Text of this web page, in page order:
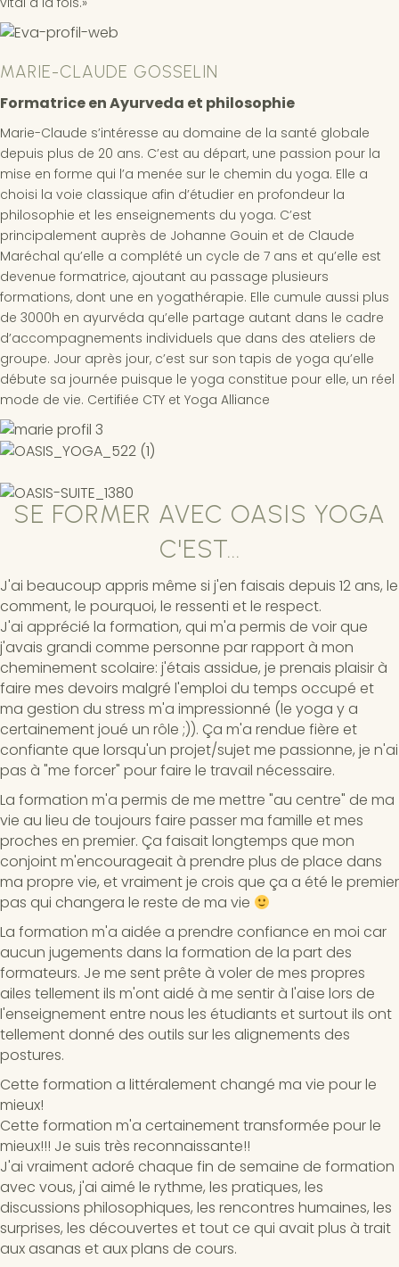
MARIE-CLAUDE GOSSELIN
Formatrice en Ayurveda et philosophie
Marie-Claude s’intéresse au domaine de la santé globale
depuis plus de 20 ans. C’est au départ, une passion pour la
mise en forme qui l’a menée sur le chemin du yoga. Elle a
choisi la voie classique afin d’étudier en profondeur la
philosophie et les enseignements du yoga. C’est
principalement auprès de Johanne Gouin et de Claude
Maréchal qu’elle a complété un cycle de 7 ans et qu’elle est
devenue formatrice, ajoutant au passage plusieurs
formations, dont une en yogathérapie. Elle cumule aussi plus
de 3000h en ayurvéda qu’elle partage autant dans le cadre
d’accompagnements individuels que dans des ateliers de
groupe. Jour après jour, c’est sur son tapis de yoga qu’elle
débute sa journée puisque le yoga constitue pour elle, un réel
mode de vie. Certifiée CTY et Yoga Alliance
SE FORMER AVEC OASIS YOGA
C'EST...
J'ai beaucoup appris même si j'en faisais depuis 12 ans, le
comment, le pourquoi, le ressenti et le respect.
J'ai apprécié la formation, qui m'a permis de voir que
j'avais grandi comme personne par rapport à mon
cheminement scolaire: j'étais assidue, je prenais plaisir à
faire mes devoirs malgré l'emploi du temps occupé et
ma gestion du stress m'a impressionné (le yoga y a
certainement joué un rôle ;)). Ça m'a rendue fière et
confiante que lorsqu'un projet/sujet me passionne, je n'ai
pas à "me forcer" pour faire le travail nécessaire.
La formation m'a permis de me mettre "au centre" de ma
vie au lieu de toujours faire passer ma famille et mes
proches en premier. Ça faisait longtemps que mon
conjoint m'encourageait à prendre plus de place dans
ma propre vie, et vraiment je crois que ça a été le premier
pas qui changera le reste de ma vie
La formation m'a aidée a prendre confiance en moi car
aucun jugements dans la formation de la part des
formateurs. Je me sent prête à voler de mes propres
ailes tellement ils m'ont aidé à me sentir à l'aise lors de
l'enseignement entre nous les étudiants et surtout ils ont
tellement donné des outils sur les alignements des
postures.
Cette formation a littéralement changé ma vie pour le
mieux!
Cette formation m'a certainement transformée pour le
mieux!!! Je suis très reconnaissante!!
J'ai vraiment adoré chaque fin de semaine de formation
avec vous, j'ai aimé le rythme, les pratiques, les
discussions philosophiques, les rencontres humaines, les
surprises, les découvertes et tout ce qui avait plus à trait
aux asanas et aux plans de cours.